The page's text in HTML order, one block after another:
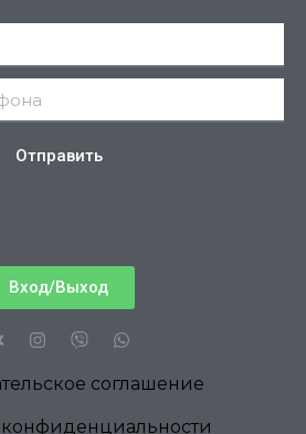
Отправить
Вход/Выход
соглашение